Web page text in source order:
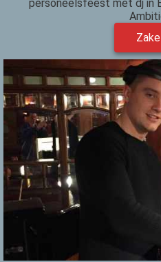
personeelsfeest met dj in